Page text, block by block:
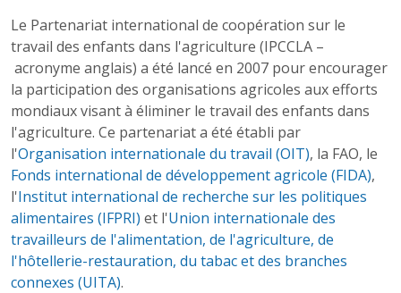
Le Partenariat international de coopération sur le
travail des enfants dans l'agriculture (IPCCLA –
acronyme anglais) a été lancé en 2007 pour encourager
la participation des organisations agricoles aux efforts
mondiaux visant à éliminer le travail des enfants dans
l'agriculture. Ce partenariat a été établi par
l'Organisation internationale du travail (OIT), la FAO, le
Fonds international de développement agricole (FIDA),
l'Institut international de recherche sur les politiques
alimentaires (IFPRI) et l'Union internationale des
travailleurs de l'alimentation, de l'agriculture, de
l'hôtellerie-restauration, du tabac et des branches
connexes (UITA).